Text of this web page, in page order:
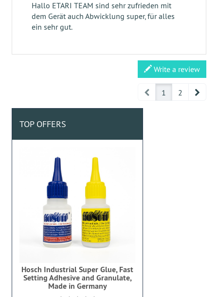
Hallo ETARI TEAM sind sehr zufrieden mit
dem Gerät auch Abwicklung super, für alles
ein sehr gut.
Write a review
Prev1 2
TOP OFFERS
Hosch Industrial Super Glue, Fast
Setting Adhesive and Granulate,
Made in Germany